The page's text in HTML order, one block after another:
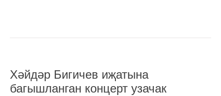
Хәйдәр Бигичев иҗатына
багышланган концерт узачак